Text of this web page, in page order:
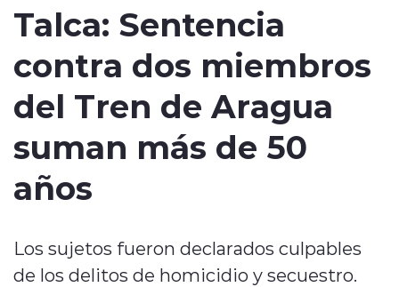
Entrevistas
Talca: Sentencia
contra dos miembros
del Tren de Aragua
suman más de 50
años
Los sujetos fueron declarados culpables
de los delitos de homicidio y secuestro.